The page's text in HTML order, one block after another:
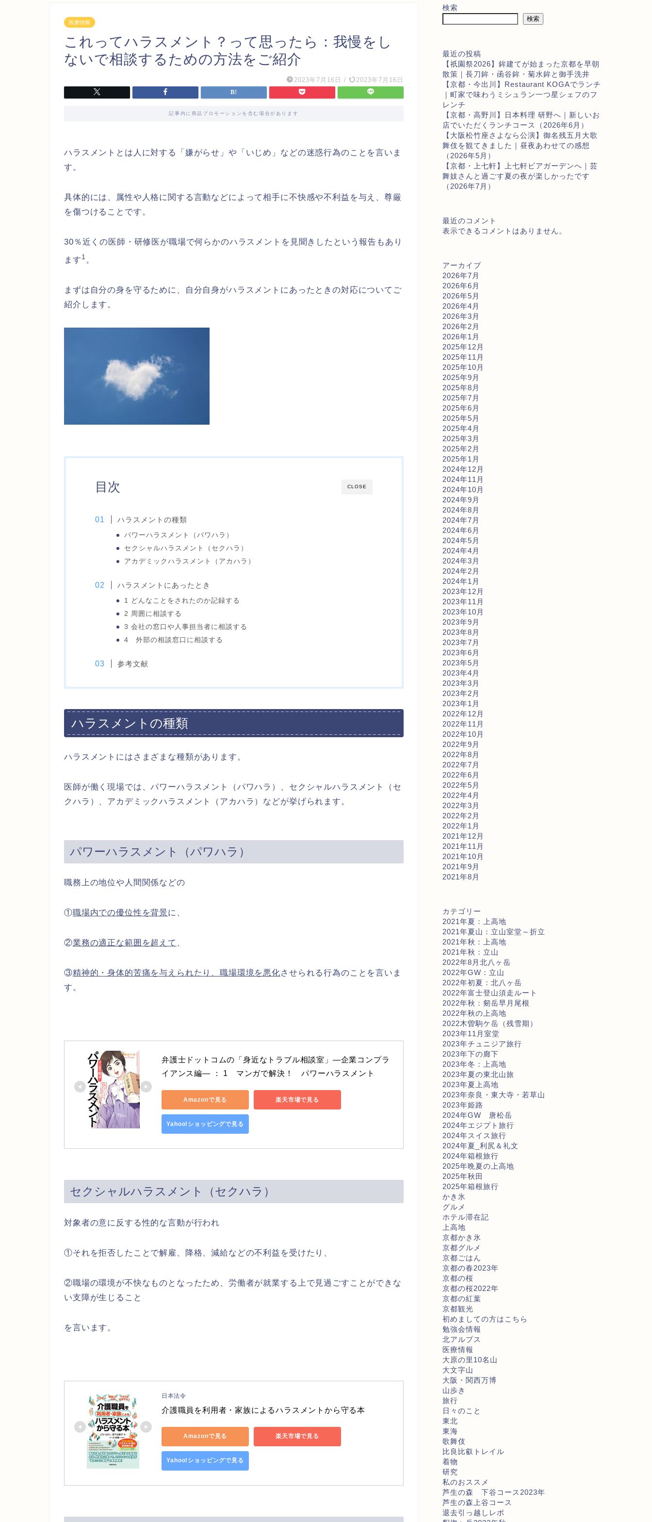
医療情報
これってハラスメント？って思ったら：我慢をし
ないで相談するための方法をご紹介
2023年7月16日 / 2023年7月16日
記事内に商品プロモーションを含む場合があります
ハラスメントとは人に対する「嫌がらせ」や「いじめ」などの迷惑行為のことを言いま
す。
具体的には、属性や人格に関する言動などによって相手に不快感や不利益を与え、尊厳
を傷つけることです。
30％近くの医師・研修医が職場で何らかのハラスメントを見聞きしたという報告もあり
ます1 。
まずは自分の身を守るために、自分自身がハラスメントにあったときの対応についてご
紹介します。
CLOSE
目次
ハラスメントの種類
パワーハラスメント（パワハラ）
セクシャルハラスメント（セクハラ）
アカデミックハラスメント（アカハラ）
ハラスメントにあったとき
1 どんなことをされたのか記録する
2 周囲に相談する
3 会社の窓口や人事担当者に相談する
4 外部の相談窓口に相談する
参考文献
ハラスメントの種類
ハラスメントにはさまざまな種類があります。
医師が働く現場では、パワーハラスメント（パワハラ）、セクシャルハラスメント（セ
クハラ）、アカデミックハラスメント（アカハラ）などが挙げられます。
パワーハラスメント（パワハラ）
職務上の地位や人間関係などの
①職場内での優位性を背景に、
②業務の適正な範囲を超えて 、
③精神的・身体的苦痛を与えられたり、職場環境を悪化させられる行為のことを言いま
す。
弁護士ドットコムの「身近なトラブル相談室」―企業コンプラ
イアンス編― ： 1　マンガで解決！　パワーハラスメント
Amazonで見る 楽天市場で見る
Yahoo!ショッピングで見る
セクシャルハラスメント（セクハラ）
対象者の意に反する性的な言動が行われ
①それを拒否したことで解雇、降格、減給などの不利益を受けたり、
②職場の環境が不快なものとなったため、労働者が就業する上で見過ごすことができな
い支障が生じること
を言います。
日本法令
介護職員を利用者・家族によるハラスメントから守る本
Amazonで見る 楽天市場で見る
Yahoo!ショッピングで見る
検索
検索
最近の投稿
【祇園祭2026】鉾建てが始まった京都を早朝
散策｜長刀鉾・函谷鉾・菊水鉾と御手洗井
【京都・今出川】Restaurant KOGAでランチ
｜町家で味わうミシュラン一つ星シェフのフ
レンチ
【京都・高野川】日本料理 研野へ｜新しいお
店でいただくランチコース（2026年6月）
【大阪松竹座さよなら公演】御名残五月大歌
舞伎を観てきました｜昼夜あわせての感想
（2026年5月）
【京都・上七軒】上七軒ビアガーデンへ｜芸
舞妓さんと過ごす夏の夜が楽しかったです
（2026年7月）
最近のコメント
表示できるコメントはありません。
アーカイブ
2026年7月
2026年6月
2026年5月
2026年4月
2026年3月
2026年2月
2026年1月
2025年12月
2025年11月
2025年10月
2025年9月
2025年8月
2025年7月
2025年6月
2025年5月
2025年4月
2025年3月
2025年2月
2025年1月
2024年12月
2024年11月
2024年10月
2024年9月
2024年8月
2024年7月
2024年6月
2024年5月
2024年4月
2024年3月
2024年2月
2024年1月
2023年12月
2023年11月
2023年10月
2023年9月
2023年8月
2023年7月
2023年6月
2023年5月
2023年4月
2023年3月
2023年2月
2023年1月
2022年12月
2022年11月
2022年10月
2022年9月
2022年8月
2022年7月
2022年6月
2022年5月
2022年4月
2022年3月
2022年2月
2022年1月
2021年12月
2021年11月
2021年10月
2021年9月
2021年8月
カテゴリー
2021年夏：上高地
2021年夏山：立山室堂～折立
2021年秋：上高地
2021年秋：立山
2022年8月北八ヶ岳
2022年GW：立山
2022年初夏：北八ヶ岳
2022年富士登山須走ルート
2022年秋：剱岳早月尾根
2022年秋の上高地
2022木曽駒ケ岳（残雪期）
2023年11月室堂
2023年チュニジア旅行
2023年下の廊下
2023年冬：上高地
2023年夏の東北山旅
2023年夏上高地
2023年奈良・東大寺・若草山
2023年姫路
2024年GW 唐松岳
2024年エジプト旅行
2024年スイス旅行
2024年夏_利尻＆礼文
2024年箱根旅行
2025年晩夏の上高地
2025年秋田
2025年箱根旅行
かき氷
グルメ
ホテル滞在記
上高地
京都かき氷
京都グルメ
京都ごはん
京都の春2023年
京都の桜
京都の桜2022年
京都の紅葉
京都観光
初めましての方はこちら
勉強会情報
北アルプス
医療情報
大原の里10名山
大文字山
大阪・関西万博
山歩き
旅行
日々のこと
東北
東海
歌舞伎
比良比叡トレイル
着物
研究
私のおススメ
芦生の森 下谷コース2023年
芦生の森上谷コース
退去引っ越しレポ